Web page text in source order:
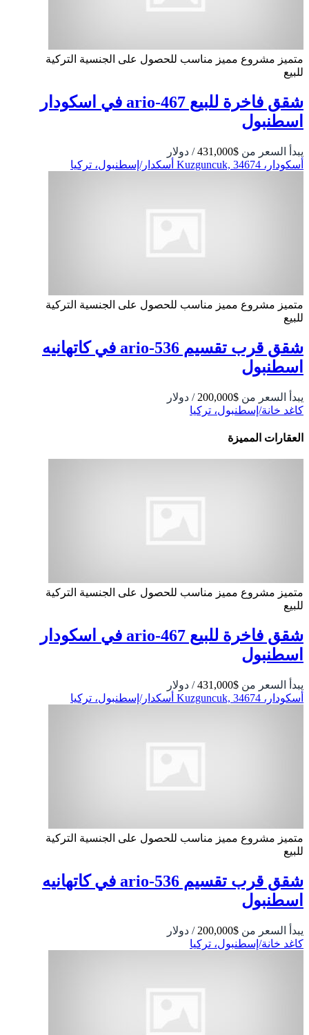
متميز مشروع مميز مناسب للحصول على الجنسية التركية
للبيع
شقق فاخرة للبيع ario-467 في اسكودار
اسطنبول
يبدأ السعر من $431,000
/ دولار
أسكودار، Kuzguncuk, 34674 أسكدار/إسطنبول، تركيا
متميز مشروع مميز مناسب للحصول على الجنسية التركية
للبيع
شقق قرب تقسيم 536-ario في كاتهانيه
اسطنبول
يبدأ السعر من $200,000
/ دولار
كاغد خانة/إسطنبول، تركيا
العقارات المميزة
متميز مشروع مميز مناسب للحصول على الجنسية التركية
للبيع
شقق فاخرة للبيع ario-467 في اسكودار
اسطنبول
يبدأ السعر من $431,000
/ دولار
أسكودار، Kuzguncuk, 34674 أسكدار/إسطنبول، تركيا
متميز مشروع مميز مناسب للحصول على الجنسية التركية
للبيع
شقق قرب تقسيم 536-ario في كاتهانيه
اسطنبول
يبدأ السعر من $200,000
/ دولار
كاغد خانة/إسطنبول، تركيا